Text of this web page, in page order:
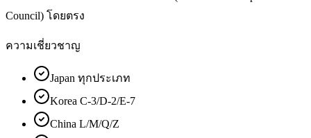
Council) โดยตรง
ความเชี่ยวชาญ
Japan ทุกประเภท
Korea C-3/D-2/E-7
China L/M/Q/Z